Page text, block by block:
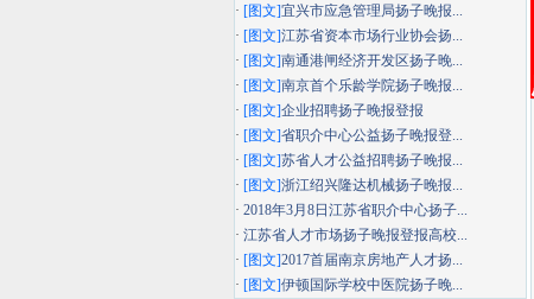
· [图文]宜兴市应急管理局扬子晚报...
· [图文]江苏省资本市场行业协会扬...
· [图文]南通港闸经济开发区扬子晚...
· [图文]南京首个乐龄学院扬子晚报...
· [图文]企业招聘扬子晚报登报
· [图文]省职介中心公益扬子晚报登...
· [图文]苏省人才公益招聘扬子晚报...
· [图文]浙江绍兴隆达机械扬子晚报...
· 2018年3月8日江苏省职介中心扬子...
· 江苏省人才市场扬子晚报登报高校...
· [图文]2017首届南京房地产人才扬...
· [图文]伊顿国际学校中医院扬子晚...